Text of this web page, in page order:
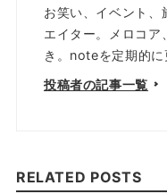
お笑い、イベント、
エイター。メロコア
き。noteを定期的に
投稿者の記事一覧
RELATED POSTS